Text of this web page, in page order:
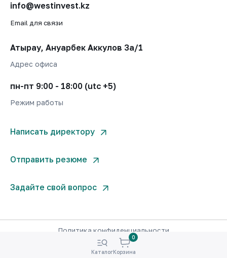
КаталогКорзина
0
info@westinvest.kz
Email для связи
Атырау, Ануарбек Аккулов 3а/1
Адрес офиса
пн-пт 9:00 - 18:00 (utc +5)
Режим работы
Написать директору
Отправить резюме
Задайте свой вопрос
© West Invest Company 2000-2026. Все права защищены.
Политика конфиденциальности